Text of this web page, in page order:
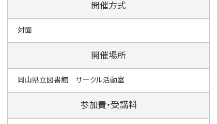
開催方式
対面
開催場所
岡山県立図書館 サークル活動室
参加費・受講料